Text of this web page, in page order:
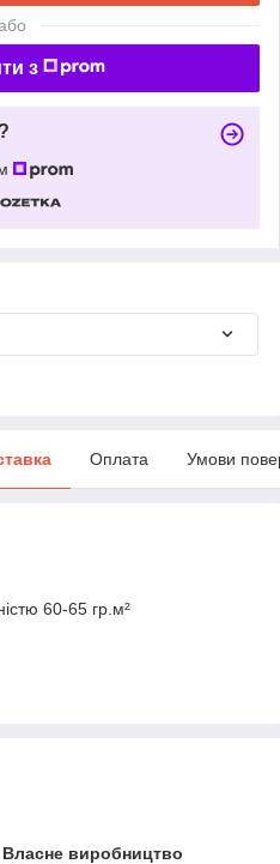
з
Оплата Умови
60-65 гр.м²
Власне виробництво